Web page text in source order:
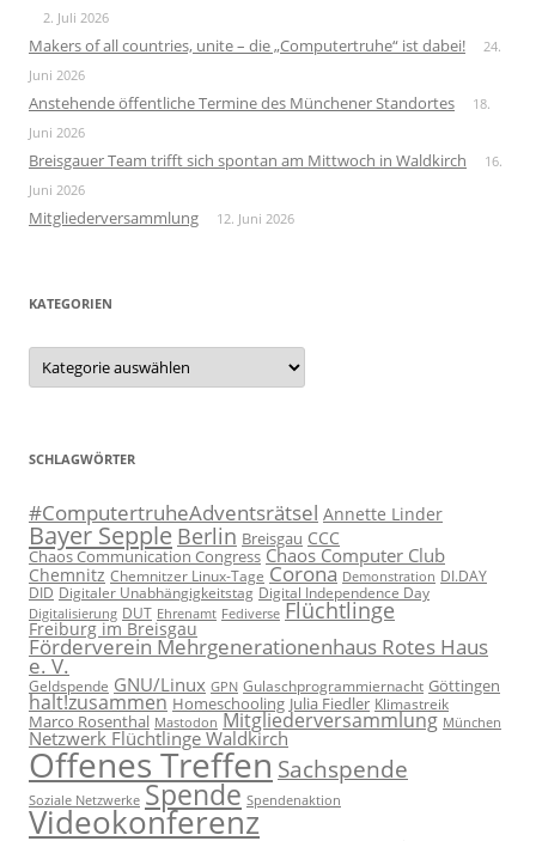
2. Juli 2026
Makers of all countries, unite – die „Computertruhe“ ist dabei!
24.
Juni 2026
Anstehende öffentliche Termine des Münchener Standortes
18.
Juni 2026
Breisgauer Team trifft sich spontan am Mittwoch in Waldkirch
16.
Juni 2026
Mitgliederversammlung 12. Juni 2026
KATEGORIEN
Kategorien
SCHLAGWÖRTER
#ComputertruheAdventsrätsel Annette Linder
Bayer Sepple Berlin Breisgau CCC
Chaos Communication Congress Chaos Computer Club
Chemnitz Chemnitzer Linux-Tage Corona Demonstration DI.DAY
DID Digitaler Unabhängigkeitstag Digital Independence Day
Digitalisierung DUT Ehrenamt Fediverse Flüchtlinge
Freiburg im Breisgau
Förderverein Mehrgenerationenhaus Rotes Haus
e. V.
Geldspende GNU/Linux GPN Gulaschprogrammiernacht Göttingen
halt!zusammen Homeschooling Julia Fiedler Klimastreik
Marco Rosenthal Mastodon Mitgliederversammlung München
Netzwerk Flüchtlinge Waldkirch
Offenes Treffen Sachspende
Soziale Netzwerke Spende Spendenaktion
Videokonferenz